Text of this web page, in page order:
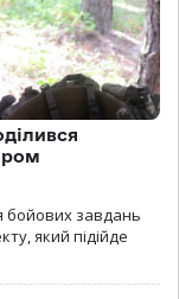
бойових завдань
який підійде